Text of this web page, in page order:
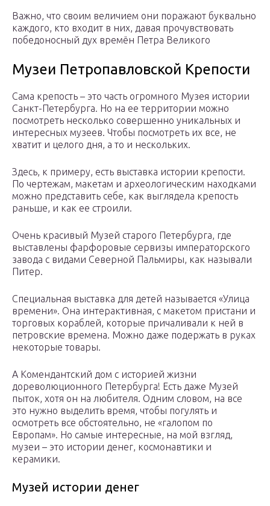
Важно, что своим величием они поражают буквально
каждого, кто входит в них, давая прочувствовать
победоносный дух времён Петра Великого
Музеи Петропавловской Крепости
Сама крепость – это часть огромного Музея истории
Санкт-Петербурга. Но на ее территории можно
посмотреть несколько совершенно уникальных и
интересных музеев. Чтобы посмотреть их все, не
хватит и целого дня, а то и нескольких.
Здесь, к примеру, есть выставка истории крепости.
По чертежам, макетам и археологическим находками
можно представить себе, как выглядела крепость
раньше, и как ее строили.
Очень красивый Музей старого Петербурга, где
выставлены фарфоровые сервизы императорского
завода с видами Северной Пальмиры, как называли
Питер.
Специальная выставка для детей называется «Улица
времени». Она интерактивная, с макетом пристани и
торговых кораблей, которые причаливали к ней в
петровские времена. Можно даже подержать в руках
некоторые товары.
А Комендантский дом с историей жизни
дореволюционного Петербурга! Есть даже Музей
пыток, хотя он на любителя. Одним словом, на все
это нужно выделить время, чтобы погулять и
осмотреть все обстоятельно, не «галопом по
Европам». Но самые интересные, на мой взгляд,
музеи – это истории денег, космонавтики и
керамики.
Музей истории денег